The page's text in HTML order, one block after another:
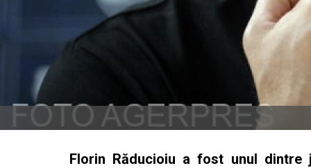
Florin Răducioiu a fost unul dintre